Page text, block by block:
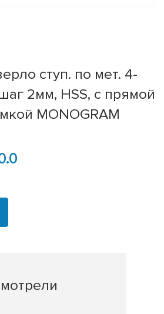
ступ. по мет. 4-
2мм, HSS, с прямой
MONOGRAM